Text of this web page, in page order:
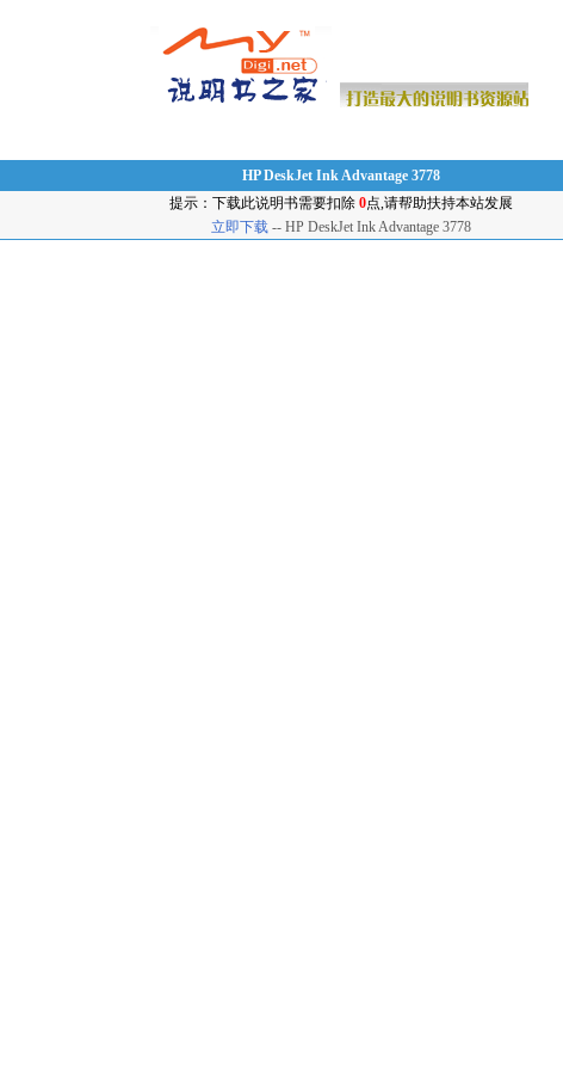
HP DeskJet Ink Advantage 3778
提示：下载此说明书需要扣除 0点,请帮助扶持本站发展
立即下载 -- HP DeskJet Ink Advantage 3778